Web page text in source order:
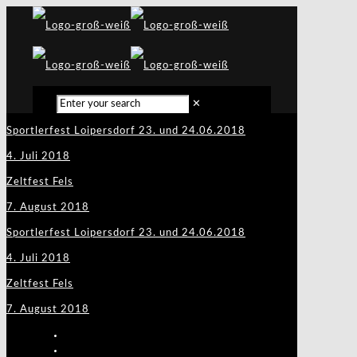
✕
Sportlerfest Loipersdorf 23. und 24.06.2018
4. Juli 2018
Zeltfest Fels
7. August 2018
Sportlerfest Loipersdorf 23. und 24.06.2018
4. Juli 2018
Zeltfest Fels
7. August 2018